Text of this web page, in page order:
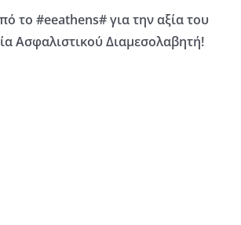
το #eeathens# για την αξία του
Ασφαλιστικού Διαμεσολαβητή!